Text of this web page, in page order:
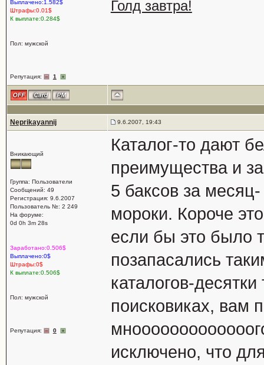
Выплачено:1.582$
Штрафы:0.01$
К выплате:0.284$
Пол: мужской
Репутация: 1
Голд завтра!
Neprikayannij 9.6.2007, 19:43
Вникающий
Группа: Пользователи
Сообщений: 49
Регистрация: 9.6.2007
Пользователь №: 2 249
На форуме:
0d 0h 3m 28s
Заработано:0.506$
Выплачено:0$
Штрафы:0$
К выплате:0.506$
Пол: мужской
Репутация: 0
Каталог-то дают
преимущества и
5 баксов за
мороки. Короче
если бы это было
позапасались
каталогов-
поисковиках, вам
исключено, что